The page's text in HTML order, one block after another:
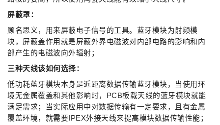
屏蔽罩：
顾名思义，用来屏蔽电子信号的工具。蓝牙模块为射频模
块，屏蔽盖作用就是屏蔽外界电磁波对内部电路的影响和内
部产生的电磁波向外辐射；
三种天线该如何选择：
低功耗蓝牙模块本身是近距离数据传输蓝牙模块，当使用环
境无金属覆盖和其他影响时，PCB板载天线的蓝牙模块就能
满足需求；当实际应用中对数据传输有一定要求，且有金属
覆盖环境，就需要IPEX外接天线来提高模块数据传输性能；